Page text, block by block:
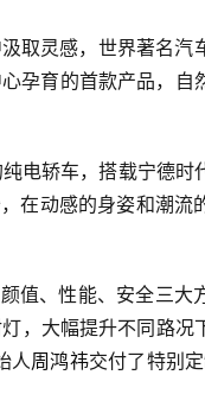
取灵感，世界著名汽
孕育的首款产品，自
电轿车，搭载宁德时
在动感的身姿和潮流
值、性能、安全三大
，大幅提升不同路况
人周鸿祎交付了特别